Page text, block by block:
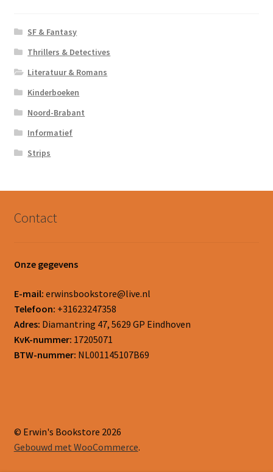
SF & Fantasy
Thrillers & Detectives
Literatuur & Romans
Kinderboeken
Noord-Brabant
Informatief
Strips
Contact
Onze gegevens
E-mail: erwinsbookstore@live.nl
Telefoon: +31623247358
Adres: Diamantring 47, 5629 GP Eindhoven
KvK-nummer: 17205071
BTW-nummer: NL001145107B69
© Erwin's Bookstore 2026
Gebouwd met WooCommerce.